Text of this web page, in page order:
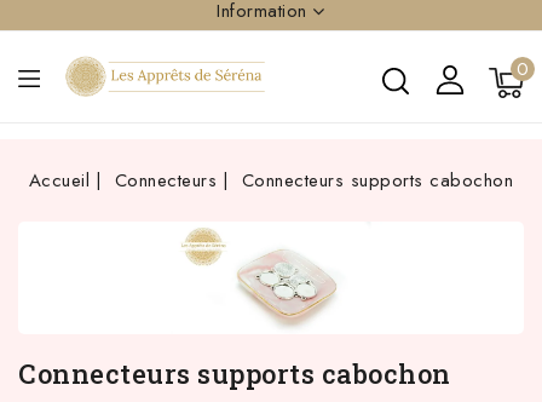
Information
0
Accueil Connecteurs Connecteurs supports cabochon
Connecteurs supports cabochon